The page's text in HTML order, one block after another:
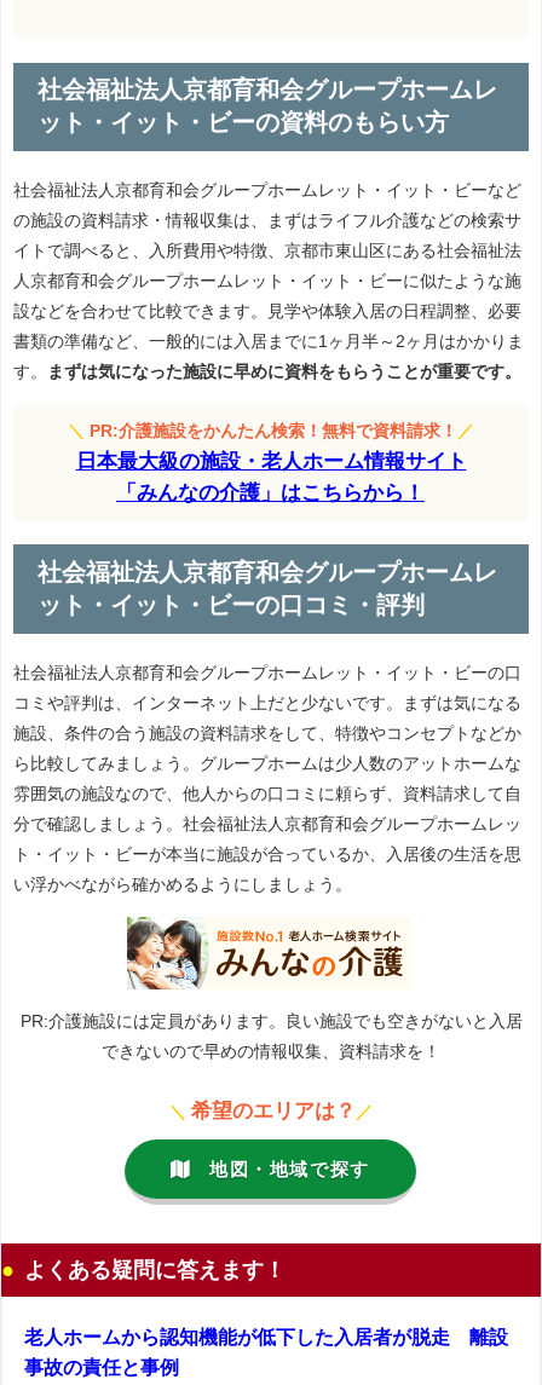
社会福祉法人京都育和会グループホームレ
ット・イット・ビーの資料のもらい方
社会福祉法人京都育和会グループホームレット・イット・ビーなど
の施設の資料請求・情報収集は、まずはライフル介護などの検索サ
イトで調べると、入所費用や特徴、京都市東山区にある社会福祉法
人京都育和会グループホームレット・イット・ビーに似たような施
設などを合わせて比較できます。見学や体験入居の日程調整、必要
書類の準備など、一般的には入居までに1ヶ月半～2ヶ月はかかりま
す。
まずは気になった施設に早めに資料をもらうことが重要です。
＼ PR:介護施設をかんたん検索！無料で資料請求！ ／
日本最大級の施設・老人ホーム情報サイト
「みんなの介護」はこちらから！
社会福祉法人京都育和会グループホームレ
ット・イット・ビーの口コミ・評判
社会福祉法人京都育和会グループホームレット・イット・ビーの口
コミや評判は、インターネット上だと少ないです。まずは気になる
施設、条件の合う施設の資料請求をして、特徴やコンセプトなどか
ら比較してみましょう。グループホームは少人数のアットホームな
雰囲気の施設なので、他人からの口コミに頼らず、資料請求して自
分で確認しましょう。社会福祉法人京都育和会グループホームレッ
ト・イット・ビーが本当に施設が合っているか、入居後の生活を思
い浮かべながら確かめるようにしましょう。
PR:介護施設には定員があります。良い施設でも空きがないと入居
できないので早めの情報収集、資料請求を！
＼ 希望のエリアは？ ／
地図・地域で探す
よくある疑問に答えます！
老人ホームから認知機能が低下した入居者が脱走 離設
事故の責任と事例